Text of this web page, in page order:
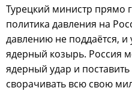
Турецкий министр прямо
политика давления на
давлению не поддаётся, и
ядерный козырь. Россия
ядерный удар и
сворачивать всю свою